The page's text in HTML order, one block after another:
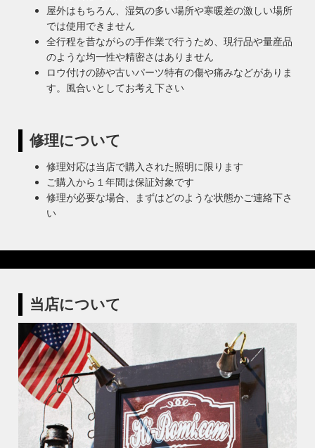
屋外はもちろん、湿気の多い場所や寒暖差の激しい場所
では使用できません
全行程を昔ながらの手作業で行うため、現行品や量産品
のような均一性や精密さはありません
ロウ付けの跡や古いパーツ特有の傷や痛みなどがありま
す。風合いとしてお考え下さい
修理について
修理対応は当店で購入された照明に限ります
ご購入から１年間は保証対象です
修理が必要な場合、まずはどのような状態かご連絡下さ
い
当店について